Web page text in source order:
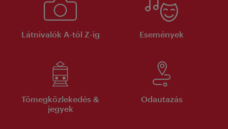
Látnivalók A-tól Z-ig Események
Tömegközlekedés &
jegyek
Odautazás